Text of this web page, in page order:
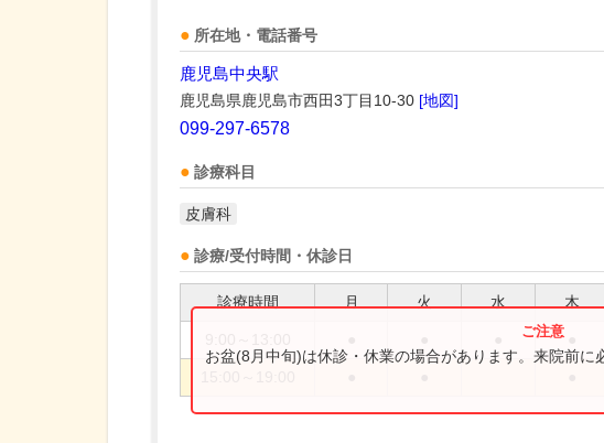
所在地・電話番号
鹿児島中央駅
鹿児島県鹿児島市西田3丁目10-30 [地図]
099-297-6578
診療科目
皮膚科
診療/受付時間・休診日
診療時間 月 火 水 木
お盆(8月中旬)は休診・休業の場合があります。来院前に